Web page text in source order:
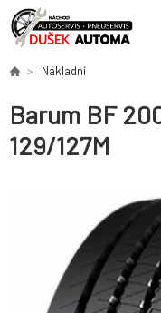
Nákladní
Barum BF
129/127M